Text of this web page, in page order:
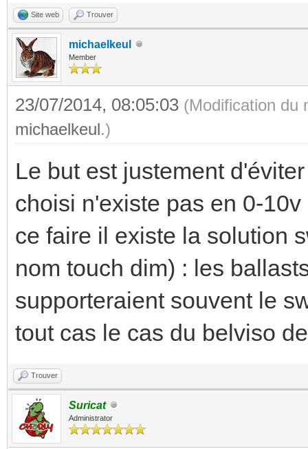
Site web Trouver
michaelkeul
Member
23/07/2014, 08:05:03 (Modification du
michaelkeul.)
Le but est justement
choisi n'existe pas en 0-
ce faire il existe la solution
nom touch dim) : les
supporteraient souvent le
tout cas le cas du belviso
Trouver
Suricat
Administrator